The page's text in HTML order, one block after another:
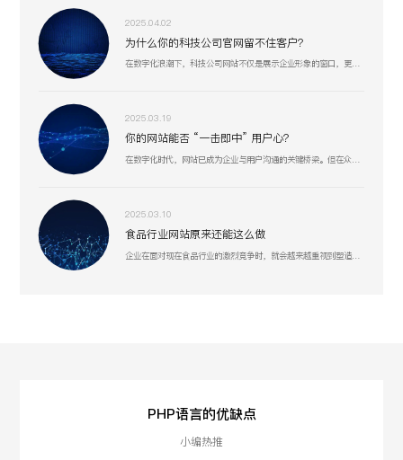
2025.04.02
为什么你的科技公司官网留不住客户？
在数字化浪潮下，科技公司网站不仅是展示企业形象的窗口，更是连接客户、合作伙伴和人才的重要桥梁。一个专业、高效的网站能够显著提升企业竞争力，助力业务增长。
2025.03.19
你的网站能否 “一击即中” 用户心？
在数字化时代，网站已成为企业与用户沟通的关键桥梁。但在众多网站中，真正能精准把握用户需求、提供卓越用户体验的却为数不多。
2025.03.10
食品行业网站原来还能这么做
PHP语言的优缺点
小编热推